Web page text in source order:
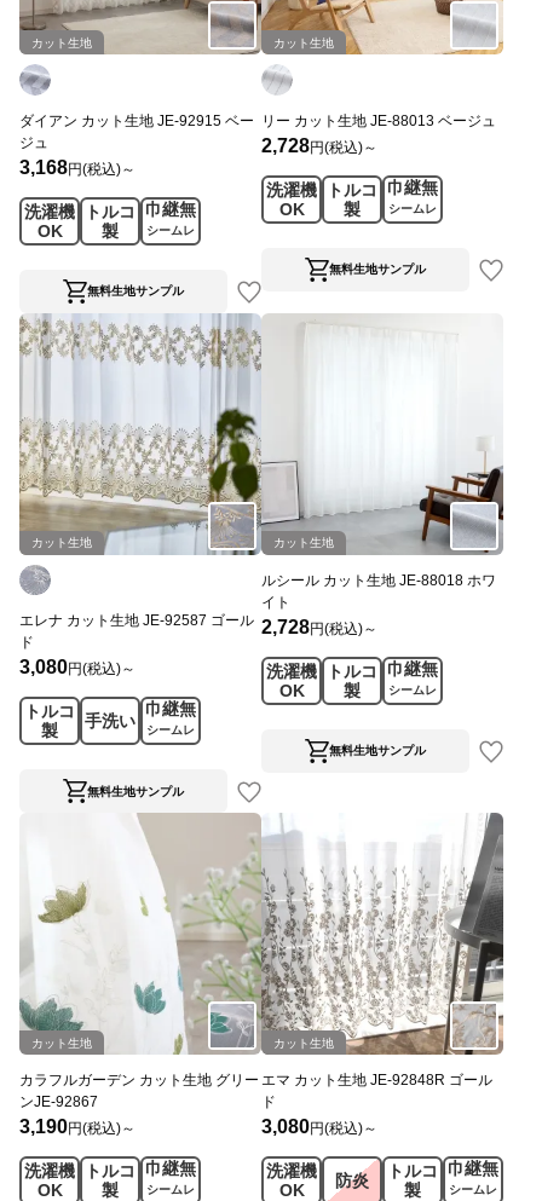
カット生地
ダイアン カット生地 JE-92915 ベー
ジュ
3,168円(税込)～
洗濯機
OK
トルコ
製
巾継無
シームレ
ス
無料生地サンプル
カット生地
リー カット生地 JE-88013 ベージュ
2,728円(税込)～
洗濯機
OK
トルコ
製
巾継無
シームレ
ス
無料生地サンプル
カット生地
エレナ カット生地 JE-92587 ゴール
ド
3,080円(税込)～
トルコ
製
手洗い
巾継無
シームレ
ス
無料生地サンプル
カット生地
ルシール カット生地 JE-88018 ホワ
イト
2,728円(税込)～
洗濯機
OK
トルコ
製
巾継無
シームレ
ス
無料生地サンプル
カット生地
カラフルガーデン カット生地 グリー
ンJE-92867
3,190円(税込)～
洗濯機
OK
トルコ
製
巾継無
シームレ
カット生地
エマ カット生地 JE-92848R ゴール
ド
3,080円(税込)～
洗濯機
OK
防炎
トルコ
製
巾継無
シームレ